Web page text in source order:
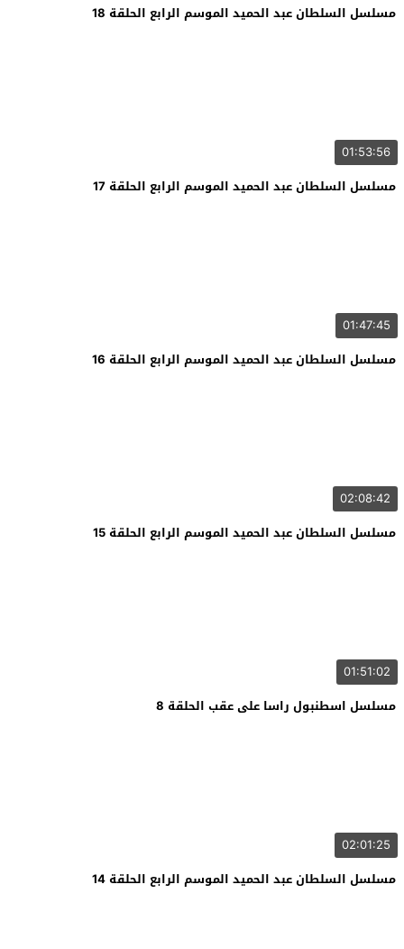
مسلسل السلطان عبد الحميد الموسم الرابع الحلقة 18
01:53:56
مسلسل السلطان عبد الحميد الموسم الرابع الحلقة 17
01:47:45
مسلسل السلطان عبد الحميد الموسم الرابع الحلقة 16
02:08:42
مسلسل السلطان عبد الحميد الموسم الرابع الحلقة 15
01:51:02
مسلسل اسطنبول راسا على عقب الحلقة 8
02:01:25
مسلسل السلطان عبد الحميد الموسم الرابع الحلقة 14